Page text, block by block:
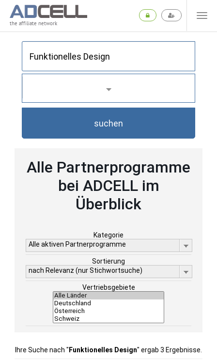
the affiliate network
suchen
Alle Partnerprogramme
bei ADCELL im
Überblick
Kategorie
Alle aktiven Partnerprogramme
Sortierung
nach Relevanz (nur Stichwortsuche)
Vertriebsgebiete
Ihre Suche nach " Funktionelles Design" ergab 3 Ergebnisse.